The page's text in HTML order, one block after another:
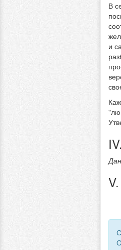
В
и